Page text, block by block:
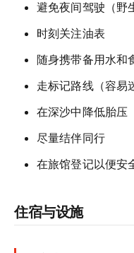
避免夜间驾驶（野
时刻关注油表
随身携带备用水和
走标记路线（容易
在深沙中降低胎压
尽量结伴同行
在旅馆登记以便安
住宿与设施